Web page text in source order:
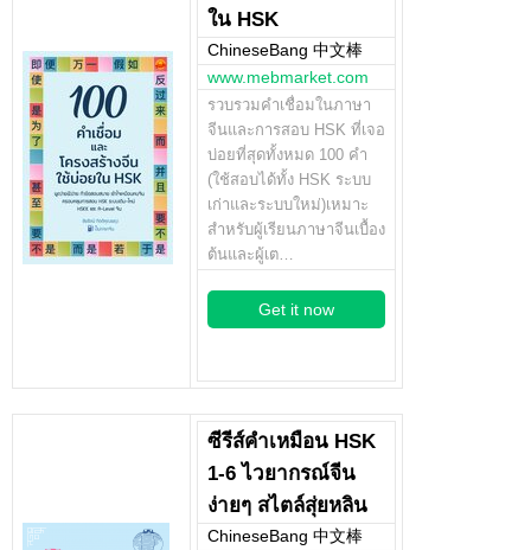
ใน HSK
ChineseBang 中文棒
www.mebmarket.com
รวบรวมคำเชื่อมในภาษา
จีนและการสอบ HSK ที่เจอ
บ่อยที่สุดทั้งหมด 100 คำ
(ใช้สอบได้ทั้ง HSK ระบบ
เก่าและระบบใหม่)เหมาะ
สำหรับผู้เรียนภาษาจีนเบื้อง
ต้นและผู้เต…
Get it now
ซีรีส์คำเหมือน HSK
1-6 ไวยากรณ์จีน
ง่ายๆ สไตล์สุ่ยหลิน
ChineseBang 中文棒